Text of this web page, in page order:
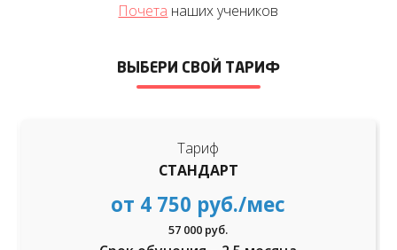
Почета наших учеников
ВЫБЕРИ СВОЙ ТАРИФ
Тариф
СТАНДАРТ
от 4 750 руб./мес
57 000 руб.